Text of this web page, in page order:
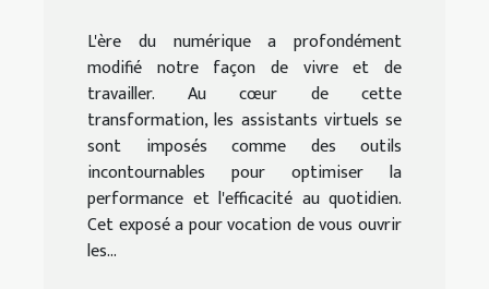
d'un assistant virtuel
efficace
L'ère du numérique a profondément
modifié notre façon de vivre et de
travailler. Au cœur de cette
transformation, les assistants virtuels se
sont imposés comme des outils
incontournables pour optimiser la
performance et l'efficacité au quotidien.
Cet exposé a pour vocation de vous ouvrir
les...